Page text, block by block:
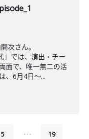
次さん。
」では、演出・チー
面で、唯一無二の活
、6月4日～...
5 … 19